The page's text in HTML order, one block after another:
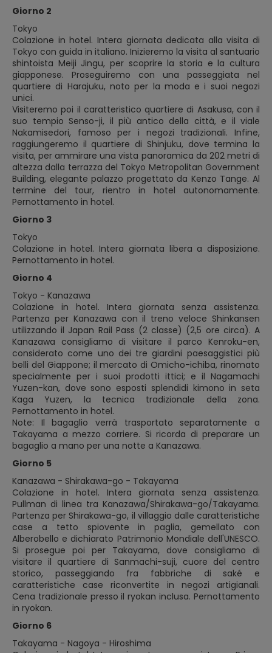
Giorno 2
Tokyo
Colazione in hotel. Intera giornata dedicata alla visita di
Tokyo con guida in italiano. Inizieremo la visita al santuario
shintoista Meiji Jingu, per scoprire la storia e la cultura
giapponese. Proseguiremo con una passeggiata nel
quartiere di Harajuku, noto per la moda e i suoi negozi
unici.
Visiteremo poi il caratteristico quartiere di Asakusa, con il
suo tempio Senso-ji, il più antico della città, e il viale
Nakamisedori, famoso per i negozi tradizionali. Infine,
raggiungeremo il quartiere di Shinjuku, dove termina la
visita, per ammirare una vista panoramica da 202 metri di
altezza dalla terrazza del Tokyo Metropolitan Government
Building, elegante palazzo progettato da Kenzo Tange. Al
termine del tour, rientro in hotel autonomamente.
Pernottamento in hotel.
Giorno 3
Tokyo
Colazione in hotel. Intera giornata libera a disposizione.
Pernottamento in hotel.
Giorno 4
Tokyo - Kanazawa
Colazione in hotel. Intera giornata senza assistenza.
Partenza per Kanazawa con il treno veloce Shinkansen
utilizzando il Japan Rail Pass (2 classe) (2,5 ore circa). A
Kanazawa consigliamo di visitare il parco Kenroku-en,
considerato come uno dei tre giardini paesaggistici più
belli del Giappone; il mercato di Omicho-ichiba, rinomato
specialmente per i suoi prodotti ittici; e il Nagamachi
Yuzen-kan, dove sono esposti splendidi kimono in seta
Kaga Yuzen, la tecnica tradizionale della zona.
Pernottamento in hotel.
Note: Il bagaglio verrà trasportato separatamente a
Takayama a mezzo corriere. Si ricorda di preparare un
bagaglio a mano per una notte a Kanazawa.
Giorno 5
Kanazawa - Shirakawa-go - Takayama
Colazione in hotel. Intera giornata senza assistenza.
Pullman di linea tra Kanazawa/Shirakawa-go/Takayama.
Partenza per Shirakawa-go, il villaggio dalle caratteristiche
case a tetto spiovente in paglia, gemellato con
Alberobello e dichiarato Patrimonio Mondiale dell'UNESCO.
Si prosegue poi per Takayama, dove consigliamo di
visitare il quartiere di Sanmachi-suji, cuore del centro
storico, passeggiando fra fabbriche di saké e
caratteristiche case riconvertite in negozi artigianali.
Cena tradizionale presso il ryokan inclusa. Pernottamento
in ryokan.
Giorno 6
Takayama - Nagoya - Hiroshima